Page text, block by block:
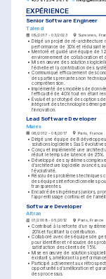
EXPÉRIENCE
Senior Software Engineer
Talend
09/2017 - 03/2023 Suresnes,
• Dirigé un projet de ré-architecture
performance de 30% et réduisant
• Mentoré et guidé une équipe de
environnement de collaboration et
• Mis en œuvre des solutions
l'échelle et la contribution des
• Communiqué efficacement des
des parties prenantes non
compréhension.
• Implémenté des modèles de
l'efficacité de 40% tout en étant
• Évalué et prototypé des options
intégrant des technologies
l'innovation.
Lead Software Developer
Murex
06/2012 - 08/2017 Paris, France
• Dirigé une équipe de 8
solutions logicielles SaaS
• Conçu et implémenté une
réduit le temps de latence de 25%.
• Développé des systèmes
d'architecture logicielle avancés,
l'évolutivité.
• Résolu des problèmes techniques
des équipes interfonctionnelles
transparentes.
• Encadré des ingénieurs juniors,
l'apprentissage continu et de
Software Developer
Altran
01/2008 - 05/2012 Paris, France
• Contribué à la refonte d'un
20% et facilitant la contribution.
• Collaboré avec des équipes de
pour identifier et résoudre des
satisfaction des clients de 15%.
• Mise en œuvre de solutions
existants, améliorant la
• Participé activement aux
opportunités d'amélioration et
des processus.